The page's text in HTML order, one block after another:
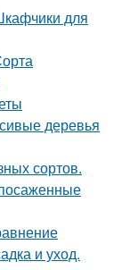
для
деревья
сортов.
и уход.